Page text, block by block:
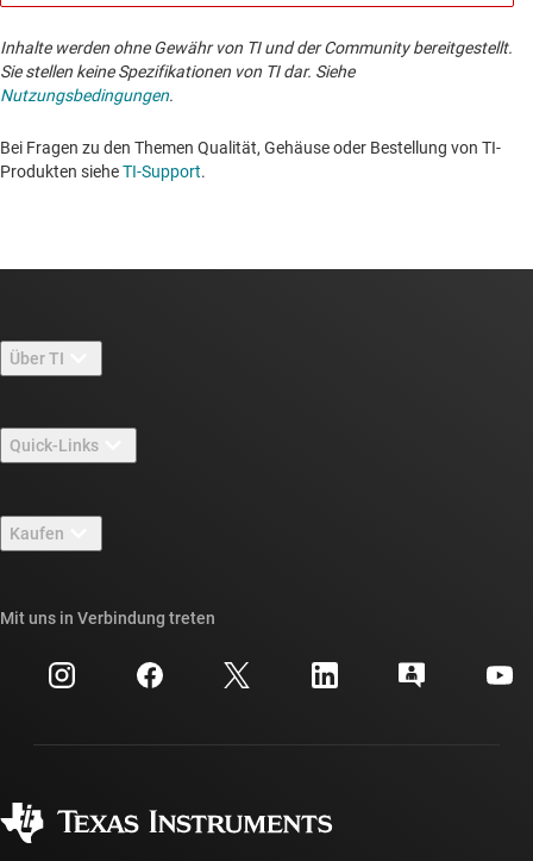
Inhalte werden ohne Gewähr von TI und der Community bereitgestellt.
Sie stellen keine Spezifikationen von TI dar. Siehe
Nutzungsbedingungen.
Bei Fragen zu den Themen Qualität, Gehäuse oder Bestellung von TI-
Produkten sieheTI-Support. ​​​​​​​​​​​​​​
Über TI
Stellenangebote
Newsroom
Veranstaltungen
Investorenbeziehungen
Quick-Links
TI E2E™-Design-Support-Foren
Querverweis-Suche
Kundensupportzentrum
myTI-Konto FAQs
Kaufen
Häufig gestellte Fragen zu Bestellungen
Mit uns in Verbindung treten